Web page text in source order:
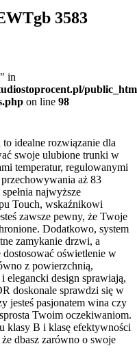
3583
in
on line 98
idealne rozwiązanie dla
swoje ulubione trunki w
temperatur, regulowanymi
aż 83
najwyższe
Touch, wskaźnikowi
zawsze pewny, że Twoje
Dodatkowo, system
zamykanie drzwi, a
oświetlenie w
z powierzchnią,
elegancki design sprawiają,
doskonale sprawdzi się w
jesteś pasjonatem wina czy
Twoim oczekiwaniom.
klasy B i klasę efektywności
dbasz zarówno o swoje